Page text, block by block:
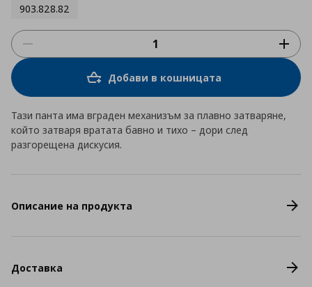
903.828.82
Добави в кошницата
Тази панта има вграден механизъм за плавно затваряне,
който затваря вратата бавно и тихо – дори след
разгорещена дискусия.
Описание на продукта
Доставка